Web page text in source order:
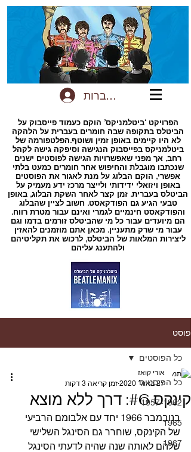
להתחברות
הפרויקט ‘ביטלמניקס’ הוקם כעמוד פייסבוק על
הביטלס בתקופה שבה חומרים בעברית על הלהקה
לא היו קיימים באופן זמין ושוטף.הפלטפורמה של
ביטלמניקס בפייסבוק הנגישה וסיפקה גישה לקהל
רחב, אך מפני שאפשרויות הגישה לפוסטים ישנים
שנכתבו מוגבלת והחיפוש אחר חומרים כמעט בלתי
אפשרי, הוקם הבלוג על מנת לאגור את הפוסטים
באופן ויזואלי ידידותי ולייצר מרכז ידע מעמיק על
הביטלס בעברית. זמן קצר לאחר השקת הבלוג, באופן
טבעי הגיע גם הפודקאסט. חשוב לציין שהבלוג
והפודקאסט חינמיים לגמרי ואינם עבור מטרת רווח.
הם מיועדים עבור כל מי שהביטלס זורמים בדמו וגם
עבור מי שרק מתעניין. מכאן אתם מוזמנים להאזין
ליצירות המלאות של הביטלס, לרכוש את תקליטיהם
ולהתענג עליהם
פוסט
כל הפוסטים
1957-1962
1965
1967
כל הפוסטים
קינקס #6: דרך ללא מוצא
אורי קואז
27 באוג׳ 2020
זמן קריאה 3 דקות
בנובמבר 1966 יחד עם אלבומם הרביעי
של הקינקס, שוחרר גם הסינגל השלישי
שלהם לאותה שנה שהיה לדעתי הסינגל